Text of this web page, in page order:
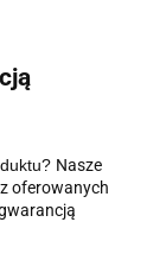
Nasze
oferowanych